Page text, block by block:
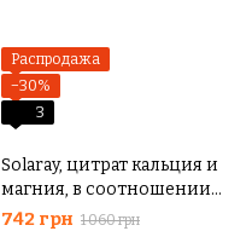
Распродажа
−30%
3
Solaray, цитрат кальция и
магния, в соотношении
1:1, 180 капсул VegCap
742 грн 1 060 грн